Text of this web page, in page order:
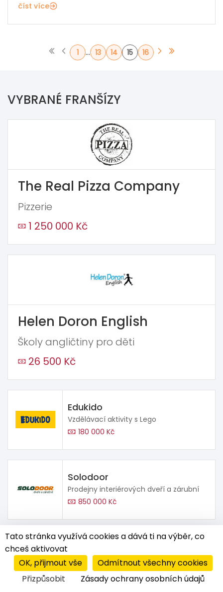
číst více
1 ... 13 14 15 16
VYBRANÉ FRANŠÍZY
The Real Pizza Company
Pizzerie
1 250 000 Kč
Helen Doron English
Školy angličtiny pro děti
26 500 Kč
Edukido
Vzdělávací aktivity s Lego
180 000 Kč
Solodoor
Prodejny interiérových dveří a zárubní
850 000 Kč
FRANŠÍZOVÉ (55)
Tato stránka využívá cookies a dává ti na výběr, co
chceš aktivovat
OK, přijmout vše
Odmítnout všechny cookies
Přizpůsobit
Zásady ochrany osobních údajů